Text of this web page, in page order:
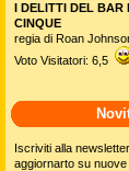
I DELITTI DEL BAR
CINQUE
regia di Roan
Voto Visitatori: 6,5
Iscriviti alla
aggiornarto su